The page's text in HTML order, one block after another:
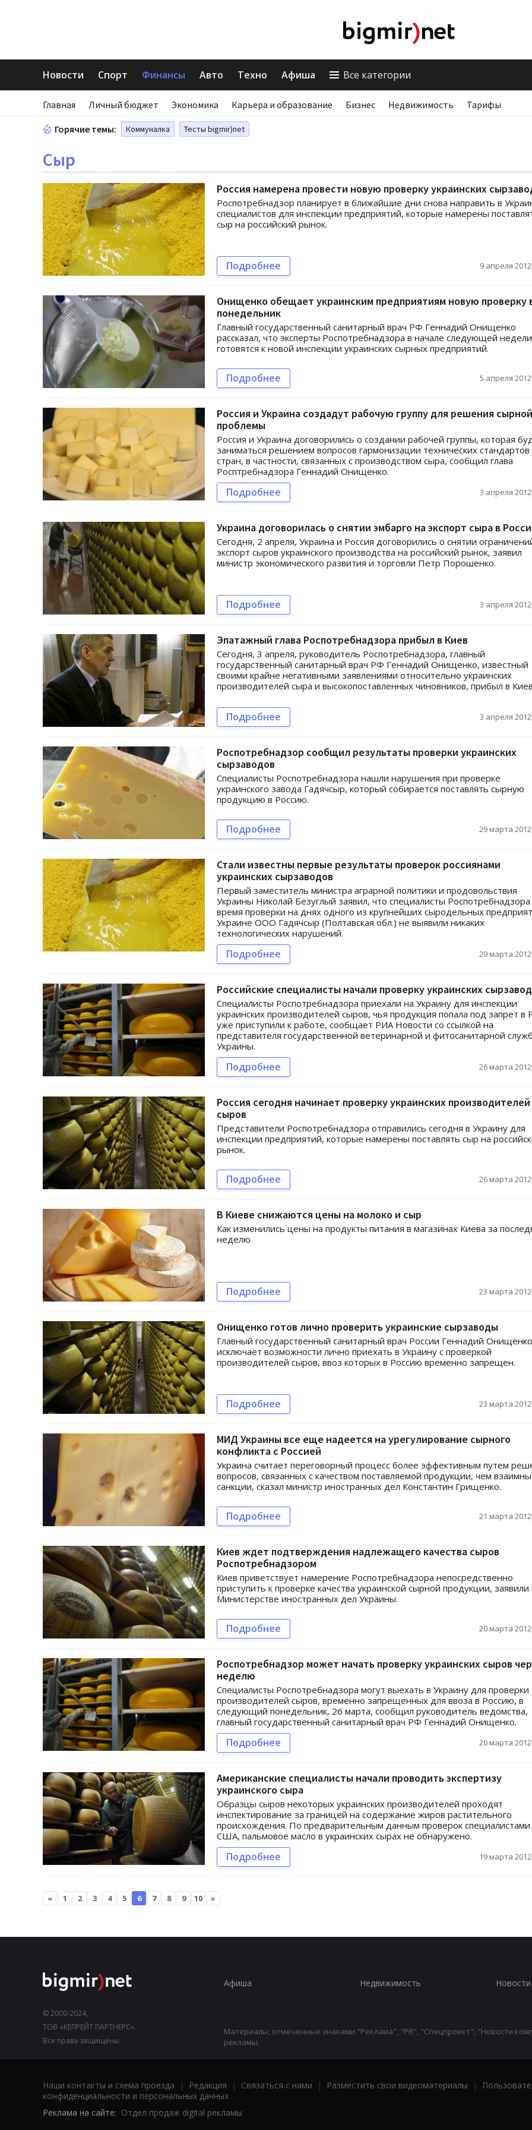
Новости Спорт Финансы Авто Техно Афиша Все категории
Главная Личный бюджет Экономика Карьера и образование Бизнес Недвижимость Тарифы
Горячие темы: Коммуналка Тесты bigmir)net
Сыр
Россия намерена провести новую проверку украинских
Роспотребнадзор планирует в ближайшие дни снова направить в
специалистов для инспекции предприятий, которые намерены
сыр на российский рынок.
Подробнее 9 апреля
Онищенко обещает украинским предприятиям новую проверку
понедельник
Главный государственный санитарный врач РФ Геннадий Онищенко
рассказал, что эксперты Роспотребнадзора в начале следующей недели
готовятся к новой инспекции украинских сырных предприятий.
Подробнее 5 апреля
Россия и Украина создадут рабочую группу для решения сырной
проблемы
Россия и Украина договорились о создании рабочей группы, которая
заниматься решением вопросов гармонизации технических стандартов
стран, в частности, связанных с производством сыра, сообщил глава
Росптребнадзора Геннадий Онищенко.
Подробнее 3 апреля
Украина договорилась о снятии эмбарго на экспорт сыра в
Сегодня, 2 апреля, Украина и Россия договорились о снятии
экспорт сыров украинского производства на российский рынок, заявил
министр экономического развития и торговли Петр Порошенко.
Подробнее 3 апреля
Эпатажный глава Роспотребнадзора прибыл в Киев
Сегодня, 3 апреля, руководитель Роспотребнадзора, главный
государственный санитарный врач РФ Геннадий Онищенко, известный
своими крайне негативными заявлениями относительно украинских
производителей сыра и высокопоставленных чиновников, прибыл в
Подробнее 3 апреля
Роспотребнадзор сообщил результаты проверки украинских
сырзаводов
Специалисты Роспотребнадзора нашли нарушения при проверке
украинского завода Гадячсыр, который собирается поставлять сырную
продукцию в Россию.
Подробнее 29 марта
Стали известны первые результаты проверок россиянами
украинских сырзаводов
Первый заместитель министра аграрной политики и продовольствия
Украины Николай Безуглый заявил, что специалисты Роспотребнадзора
время проверки на днях одного из крупнейших сыродельных
Украине ООО Гадячсыр (Полтавская обл.) не выявили никаких
технологических нарушений.
Подробнее 29 марта
Российские специалисты начали проверку украинских
Специалисты Роспотребнадзора приехали на Украину для инспекции
украинских производителей сыров, чья продукция попала под запрет в
уже приступили к работе, сообщает РИА Новости со ссылкой на
представителя государственной ветеринарной и фитосанитарной
Украины.
Подробнее 26 марта
Россия сегодня начинает проверку украинских производителей
сыров
Представители Роспотребнадзора отправились сегодня в Украину для
инспекции предприятий, которые намерены поставлять сыр на
рынок.
Подробнее 26 марта
В Киеве снижаются цены на молоко и сыр
Как изменились цены на продукты питания в магазинах Киева за
неделю
Подробнее 23 марта
Онищенко готов лично проверить украинские сырзаводы
Главный государственный санитарный врач России Геннадий
исключает возможности лично приехать в Украину с проверкой
производителей сыров, ввоз которых в Россию временно запрещен.
Подробнее 23 марта
МИД Украины все еще надеется на урегулирование сырного
конфликта с Россией
Украина считает переговорный процесс более эффективным путем
вопросов, связанных с качеством поставляемой продукции, чем
санкции, сказал министр иностранных дел Константин Грищенко.
Подробнее 21 марта
Киев ждет подтверждения надлежащего качества сыров
Роспотребнадзором
Киев приветствует намерение Роспотребнадзора непосредственно
приступить к проверке качества украинской сырной продукции, заявили
Министерстве иностранных дел Украины.
Подробнее 20 марта
Роспотребнадзор может начать проверку украинских сыров
неделю
Специалисты Роспотребнадзора могут выехать в Украину для проверки
производителей сыров, временно запрещенных для ввоза в Россию, в
следующий понедельник, 26 марта, сообщил руководитель ведомства,
главный государственный санитарный врач РФ Геннадий Онищенко.
Подробнее 20 марта
Американские специалисты начали проводить экспертизу
украинского сыра
Образцы сыров некоторых украинских производителей проходят
инспектирование за границей на содержание жиров растительного
происхождения. По предварительным данным проверок специалистами
США, пальмовое масло в украинских сырах не обнаружено.
Подробнее 19 марта
« 1 2 3 4 5 6 7 8 9 10 »
© 2000-2024,
ТОВ «КЕПРЕЙТ ПАРТНЕРС».
Все права защищены.
Афиша Недвижимость Новости
Материалы, отмеченные знаками "Реклама", "PR", "Спецпроект", "Новости
рекламы.
Наши контакты и схема проезда | Редакция | Связаться с нами | Разместить свои видеоматериалы |
конфиденциальности и персональных данных
Реклама на сайте: Отдел продаж digital рекламы